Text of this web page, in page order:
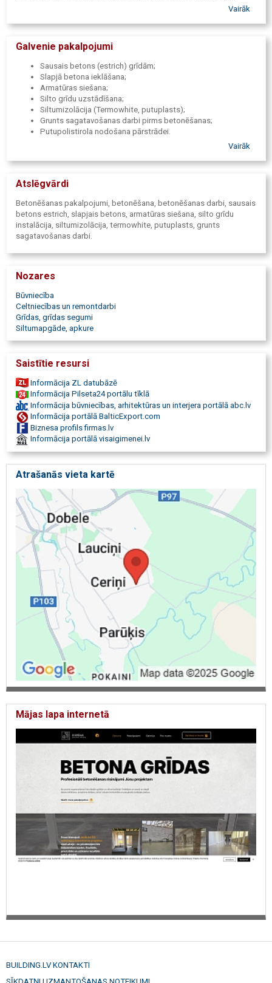
rezultātu. Realizēti vairāk nekā 100 veiksmīgi projekti dažāda veida
Vairāk
Galvenie pakalpojumi
Sausais betons (estrich) grīdām;
Slapjā betona ieklāšana;
Armatūras siešana;
Silto grīdu uzstādīšana;
Siltumizolācija (Termowhite, putuplasts);
Grunts sagatavošanas darbi pirms betonēšanas;
Putupolistirola nodošana pārstrādei.
Vairāk
Atslēgvārdi
Betonēšanas pakalpojumi, betonēšana, betonēšanas darbi, sausais
betons estrich, slapjais betons, armatūras siešana, silto grīdu
instalācija, siltumizolācija, termowhite, putuplasts, grunts
sagatavošanas darbi.
Nozares
Būvniecība
Celtniecības un remontdarbi
Grīdas, grīdas segumi
Siltumapgāde, apkure
Saistītie resursi
Informācija ZL datubāzē
Informācija Pilseta24 portālu tīklā
Informācija būvniecības, arhitektūras un interjera portālā abc.lv
Informācija portālā BalticExport.com
Biznesa profils firmas.lv
Informācija portālā visaigimenei.lv
Atrašanās vieta kartē
Mājas lapa internetā
BUILDING.LV KONTAKTI
SĪKDATŅU IZMANTOŠANAS NOTEIKUMI